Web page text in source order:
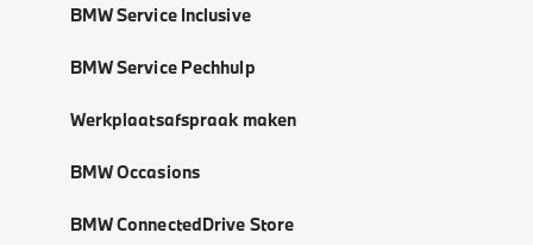
BMW Service Inclusive
BMW Service Pechhulp
Werkplaatsafspraak maken
BMW Occasions
BMW ConnectedDrive Store